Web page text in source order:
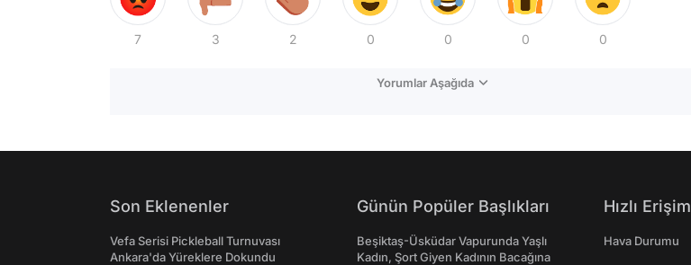
7 3 2 0 0 0 0
Yorumlar Aşağıda
Son Eklenenler
Vefa Serisi Pickleball Turnuvası
Ankara'da Yüreklere Dokundu
Günün Popüler Başlıkları
Beşiktaş-Üsküdar Vapurunda Yaşlı
Kadın, Şort Giyen Kadının Bacağına
Hızlı Erişim
Hava Durumu